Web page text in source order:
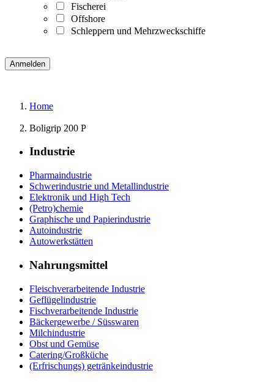
Fischerei
Offshore
Schleppern und Mehrzweckschiffe
Home
Boligrip 200 P
Industrie
Pharmaindustrie
Schwerindustrie und Metallindustrie
Elektronik und High Tech
(Petro)chemie
Graphische und Papierindustrie
Autoindustrie
Autowerkstätten
Nahrungsmittel
Fleischverarbeitende Industrie
Geflügelindustrie
Fischverarbeitende Industrie
Bäckergewerbe / Süsswaren
Milchindustrie
Obst und Gemüse
Catering/Großküche
(Erfrischungs) getränkeindustrie